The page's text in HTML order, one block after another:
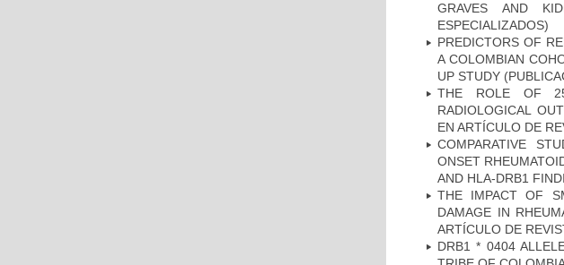
GRAVES AND
ESPECIALIZADOS)
PREDICTORS OF
A COLOMBIAN
UP STUDY
THE ROLE OF
RADIOLOGICAL
EN ARTÍCULO DE
COMPARATIVE
ONSET
AND HLA-DRB1
THE IMPACT OF
DAMAGE IN
ARTÍCULO DE
DRB1 * 0404